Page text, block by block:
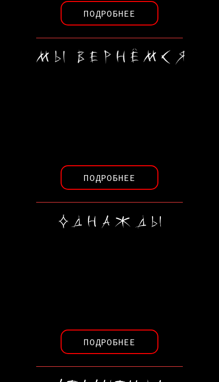
ПОДРОБНЕЕ
ПОДРОБНЕЕ
ПОДРОБНЕЕ